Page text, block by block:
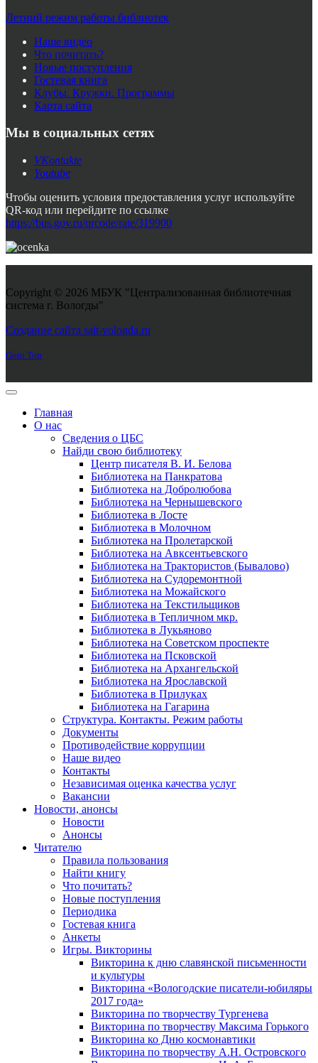
Летний режим работы библиотек
Наше видео
Что почитать?
Новые поступления
Гостевая книга
Клубы. Кружки. Программы
Карта сайта
Мы в социальных сетях
VKontakte
Youtube
Чтобы оценить условия предоставления услуг используйте
QR-код или перейдите по ссылке
https://bus.gov.ru/qrcode/rate/319900
Copyright © 2026 МБУК "Централизованная библиотечная
система г. Вологды"
Создание сайта sait-vologda.ru
Goto Top
Главная
О нас
Сведения о ЦБС
Найди свою библиотеку
Центр писателя В. И. Белова
Библиотека на Панкратова
Библиотека на Добролюбова
Библиотека на Чернышевского
Библиотека в Лосте
Библиотека в Молочном
Библиотека на Пролетарской
Библиотека на Авксентьевского
Библиотека на Трактористов (Бывалово)
Библиотека на Судоремонтной
Библиотека на Можайского
Библиотека на Текстильщиков
Библиотека в Тепличном мкр.
Библиотека в Лукьяново
Библиотека на Советском проспекте
Библиотека на Псковской
Библиотека на Архангельской
Библиотека на Ярославской
Библиотека в Прилуках
Библиотека на Гагарина
Структура. Контакты. Режим работы
Документы
Противодействие коррупции
Наше видео
Контакты
Независимая оценка качества услуг
Вакансии
Новости, анонсы
Новости
Анонсы
Читателю
Правила пользования
Найти книгу
Что почитать?
Новые поступления
Периодика
Гостевая книга
Анкеты
Игры. Викторины
Викторина к дню славянской письменности
и культуры
Викторина «Вологодские писатели-юбиляры
2017 года»
Викторина по творчеству Тургенева
Викторина по творчеству Максима Горького
Викторина ко Дню космонавтики
Викторина по творчеству А.Н. Островского